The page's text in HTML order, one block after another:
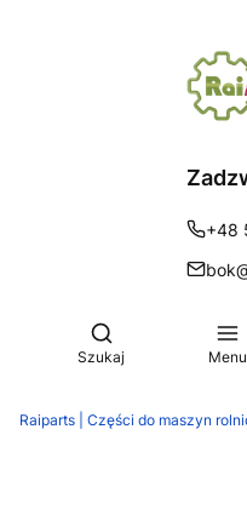
+48
Otwórz
Szukaj Menu
Raiparts | Części do maszyn